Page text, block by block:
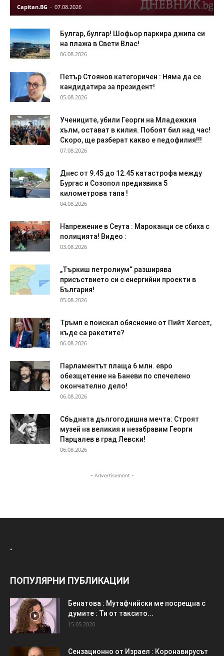
Capitan.BG - 07.08.2026
Булгар, булгар! Шофьор паркира джипа си
на плажа в Свети Влас!
06.08.2026
Петър Стоянов категоричен : Няма да се
кандидатира за президент!
05.08.2026
Учениците, убили Георги на Младежкия
хълм, остават в килия. Побоят бил над час!
Скоро, ще разберат какво е педофилия!!!
07.08.2026
Днес от 9.45 до 12.45 катастрофа между
Бургас и Созопол предизвика 5
километрова тапа !
04.08.2026
Напрежение в Сеута : Мароканци се сбиха с
полицията! Видео :
03.08.2026
„Търкиш петролиум“ разширява
присъствието си с енергийни проекти в
България!
05.08.2026
Тръмп е поискал обяснение от Пийт Хегсет,
къде са ракетите?
06.08.2026
Парламентът плаща 6 млн. евро
обезщетение на Баневи по спечелено
окончателно дело!
06.08.2026
Сбъдната дългогодишна мечта: Строят
музей на великия и незабравим Георги
Парцалев в град Левски!
06.08.2026
- Advertisement -
.
ПОПУЛЯРНИ ПУБЛИКАЦИИ
Бенатова : Мутафчийски ме посрещна с
думите : Ти от таксито...
15.05.2020
Сензационно от Израел : Коронавирусът